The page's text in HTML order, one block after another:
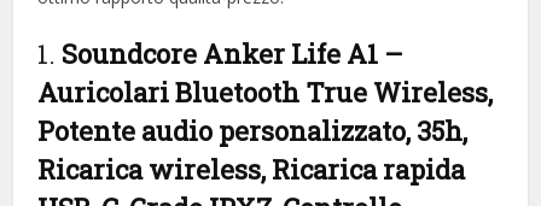
1. Soundcore Anker Life A1 –
Auricolari Bluetooth True Wireless,
Potente audio personalizzato, 35h,
Ricarica wireless, Ricarica rapida